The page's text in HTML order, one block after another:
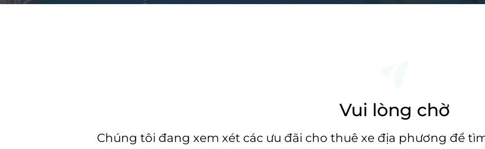
Vui lòng chờ
Chúng tôi đang xem xét các ưu đãi cho thuê xe địa phương để